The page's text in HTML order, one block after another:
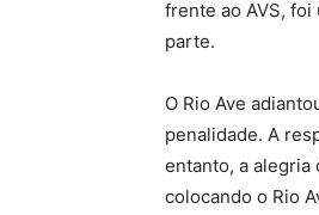
frente ao AVS,
parte.
O Rio Ave
penalidade. A
entanto, a alegria
colocando o Rio